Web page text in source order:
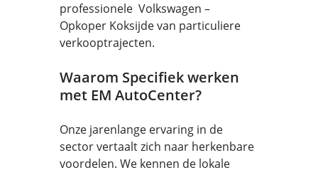
professionele Volkswagen –
Opkoper Koksijde van particuliere
verkooptrajecten.
Waarom Specifiek werken
met EM AutoCenter?
Onze jarenlange ervaring in de
sector vertaalt zich naar herkenbare
voordelen. We kennen de lokale